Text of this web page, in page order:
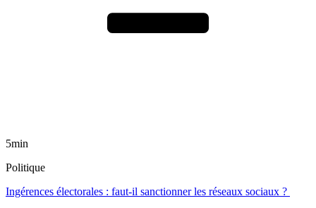
5min
Politique
Ingérences électorales : faut-il sanctionner les réseaux sociaux ?